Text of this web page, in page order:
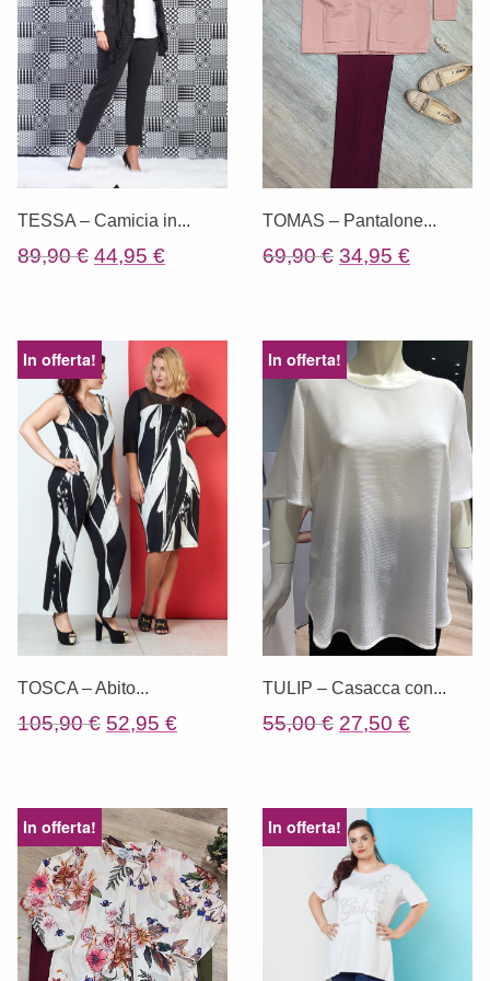
TESSA – Camicia in...
89,90€ Il
era:
89,90 €.
44,95 €Il
è:
44,95 €.
TOMAS – Pantalone...
69,90€ Il
era:
69,90 €.
34,95 €Il
è:
34,95 €.
In offerta!
TOSCA – Abito...
105,90€ Il
era:
105,90 €.
52,95 €Il
è:
52,95 €.
In offerta!
TULIP – Casacca con...
55,00€ Il
era:
55,00 €.
27,50 €Il
è:
In offerta! In offerta!